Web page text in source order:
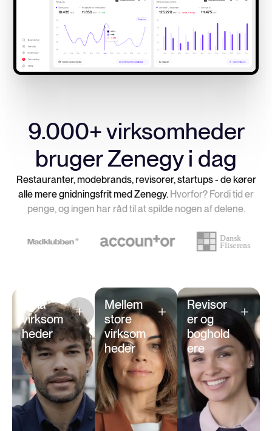
9.000+ virksomheder
bruger Zenegy i dag
Restauranter, modebrands, revisorer, startups - de kører
alle mere gnidningsfrit med Zenegy. Hvorfor? Fordi tid er
penge, og ingen har råd til at spilde nogen af delene.
Mød vores kunder
Små
virksom
heder
Mellem
store
virksom
heder
Revisor
er og
boghold
ere